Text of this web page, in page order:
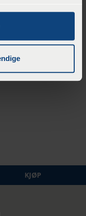
kr462/rull
KJØP